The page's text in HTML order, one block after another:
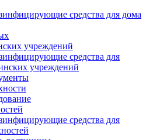
средства для дома
учреждений
средства для
учреждений
средства для